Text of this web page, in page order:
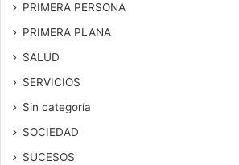
PRIMERA PERSONA
PRIMERA PLANA
SALUD
SERVICIOS
Sin categoría
SOCIEDAD
SUCESOS